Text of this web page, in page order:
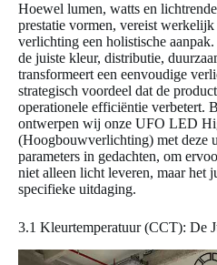
Hoewel lumen, watts en
prestatie vormen, vereist
verlichting een holistische
de juiste kleur, distributie,
transformeert een eenvoudige
strategisch voordeel dat de
operationele efficiëntie verbetert.
ontwerpen wij onze UFO LED
(Hoogbouwverlichting) met deze
parameters in gedachten, om
niet alleen licht leveren, maar het
specifieke uitdaging.
3.1 Kleurtemperatuur (CCT): De